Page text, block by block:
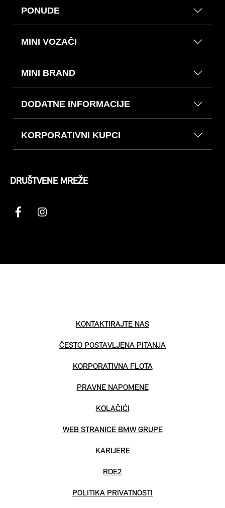
PONUDE
MINI VOZAČI
MINI BRAND
DODATNE INFORMACIJE
KORPORATIVNI KUPCI
DRUŠTVENE MREŽE
KONTAKTIRAJTE NAS
ČESTO POSTAVLJENA PITANJA
KORPORATIVNA FLOTA
PRAVNE NAPOMENE
KOLAČIĆI
WEB STRANICE BMW GRUPE
KARIJERE
RDE2
POLITIKA PRIVATNOSTI